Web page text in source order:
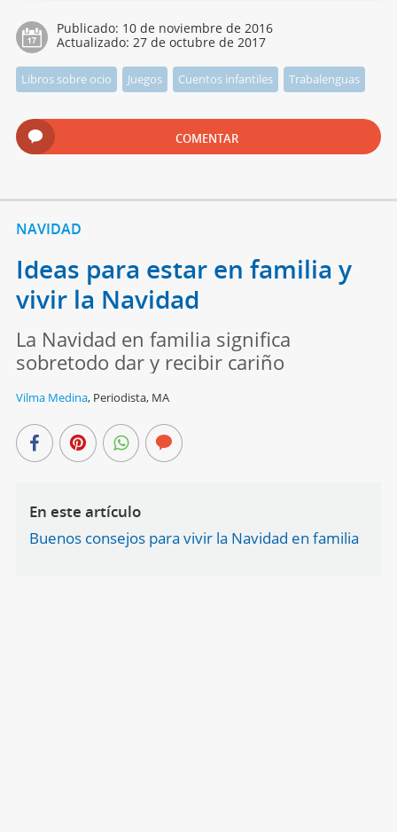
Publicado: 10 de noviembre de 2016
Actualizado: 27 de octubre de 2017
Libros sobre ocio Juegos Cuentos infantiles Trabalenguas
COMENTAR
NAVIDAD
Ideas para estar en familia y
vivir la Navidad
La Navidad en familia significa
sobretodo dar y recibir cariño
Vilma Medina, Periodista, MA
En este artículo
Buenos consejos para vivir la Navidad en familia